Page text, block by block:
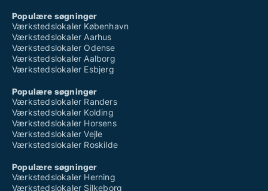
Populære søgninger
Værkstedslokaler København
Værkstedslokaler Aarhus
Værkstedslokaler Odense
Værkstedslokaler Aalborg
Værkstedslokaler Esbjerg
Populære søgninger
Værkstedslokaler Randers
Værkstedslokaler Kolding
Værkstedslokaler Horsens
Værkstedslokaler Vejle
Værkstedslokaler Roskilde
Populære søgninger
Værkstedslokaler Herning
Værkstedslokaler Silkeborg